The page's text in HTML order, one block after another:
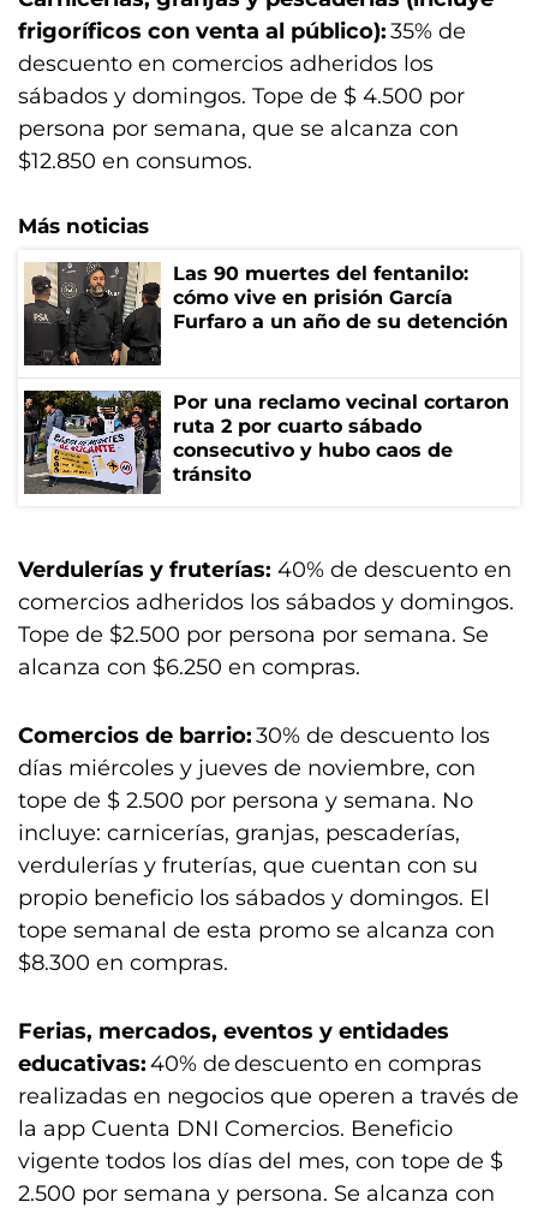
frigoríficos con venta al público):35% de
descuento en comercios adheridos los
sábados y domingos. Tope de $ 4.500 por
persona por semana, que se alcanza con
$12.850 en consumos.
Más noticias
Las 90 muertes del fentanilo:
cómo vive en prisión García
Furfaro a un año de su detención
Por una reclamo vecinal cortaron
ruta 2 por cuarto sábado
consecutivo y hubo caos de
tránsito
Verdulerías y fruterías: 40% de descuento en
comercios adheridos los sábados y domingos.
Tope de $2.500 por persona por semana. Se
alcanza con $6.250 en compras.
Comercios de barrio:30% de descuento los
días miércoles y jueves de noviembre, con
tope de $ 2.500 por persona y semana. No
incluye: carnicerías, granjas, pescaderías,
verdulerías y fruterías, que cuentan con su
propio beneficio los sábados y domingos. El
tope semanal de esta promo se alcanza con
$8.300 en compras.
Ferias, mercados, eventos y entidades
educativas:40% de descuento en compras
realizadas en negocios que operen a través de
la app Cuenta DNI Comercios. Beneficio
vigente todos los días del mes, con tope de $
2.500 por semana y persona. Se alcanza con